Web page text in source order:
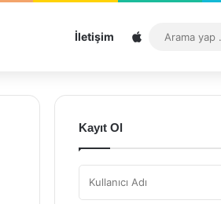
İletişim Sitemap
Kayıt Ol